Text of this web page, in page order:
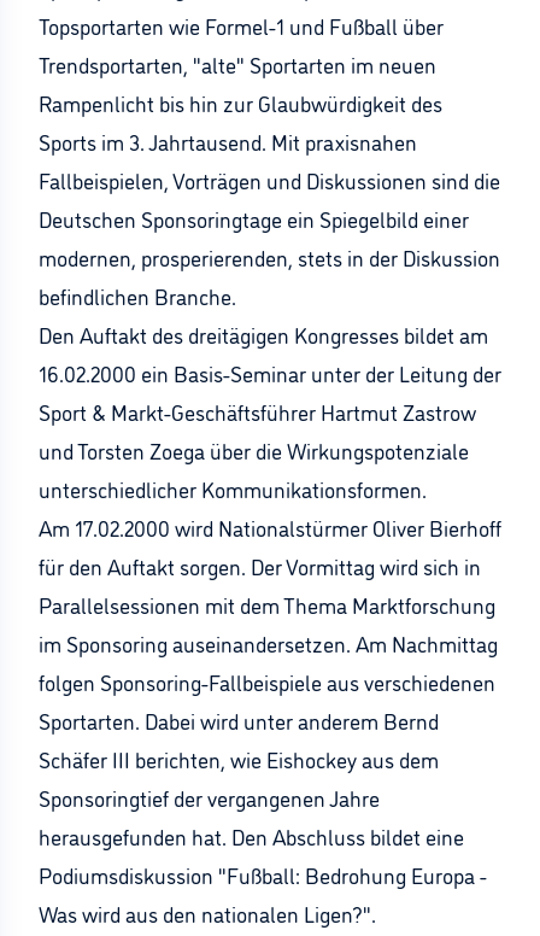
Topsportarten wie Formel-1 und Fußball über
Trendsportarten, "alte" Sportarten im neuen
Rampenlicht bis hin zur Glaubwürdigkeit des
Sports im 3. Jahrtausend. Mit praxisnahen
Fallbeispielen, Vorträgen und Diskussionen sind die
Deutschen Sponsoringtage ein Spiegelbild einer
modernen, prosperierenden, stets in der Diskussion
befindlichen Branche.
Den Auftakt des dreitägigen Kongresses bildet am
16.02.2000 ein Basis-Seminar unter der Leitung der
Sport & Markt-Geschäftsführer Hartmut Zastrow
und Torsten Zoega über die Wirkungspotenziale
unterschiedlicher Kommunikationsformen.
Am 17.02.2000 wird Nationalstürmer Oliver Bierhoff
für den Auftakt sorgen. Der Vormittag wird sich in
Parallelsessionen mit dem Thema Marktforschung
im Sponsoring auseinandersetzen. Am Nachmittag
folgen Sponsoring-Fallbeispiele aus verschiedenen
Sportarten. Dabei wird unter anderem Bernd
Schäfer III berichten, wie Eishockey aus dem
Sponsoringtief der vergangenen Jahre
herausgefunden hat. Den Abschluss bildet eine
Podiumsdiskussion "Fußball: Bedrohung Europa -
Was wird aus den nationalen Ligen?".